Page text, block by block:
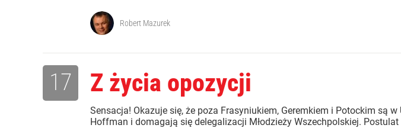
Robert Mazurek
Z życia opozycji
Sensacja! Okazuje się, że poza Frasyniukiem, Geremkiem i Potockim są
Hoffman i domagają się delegalizacji Młodzieży Wszechpolskiej.
17